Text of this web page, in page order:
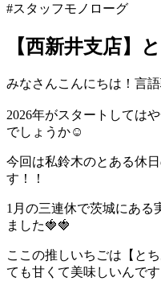
#スタッフモノローグ
【西新井支店】
みなさんこんにちは！言
2026年がスタートしては
でしょうか☺
今回は私鈴木のとある休
す！！
1月の三連休で茨城にある
ました🍓🍓
ここの推しいちごは【と
ても甘くて美味しいんです